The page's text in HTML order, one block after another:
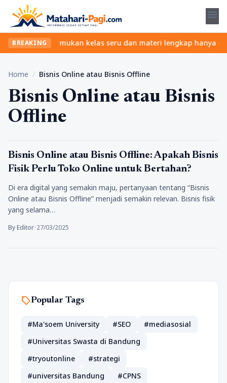
menu
BREAKING
ribet? Temukan kelas seru dan materi lengkap hanya di
Home / Bisnis Online atau Bisnis Offline
Bisnis Online atau Bisnis
Offline
Tips
Bisnis Online atau Bisnis Offline: Apakah Bisnis
Fisik Perlu Toko Online untuk Bertahan?
Di era digital yang semakin maju, pertanyaan tentang “Bisnis
Online atau Bisnis Offline” menjadi semakin relevan. Bisnis fisik
yang selama…
By Editor•27/03/2025
sellPopular Tags
#Ma'soem University #SEO
#mediasosial
#Universitas Swasta di Bandung
#tryoutonline
#strategi
#universitas Bandung
#CPNS